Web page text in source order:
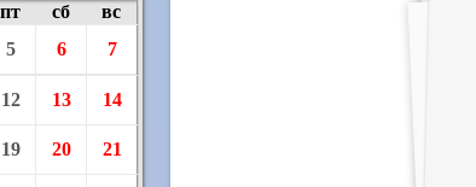
пт сб
вс
5 6 7
12 13 14
19 20 21